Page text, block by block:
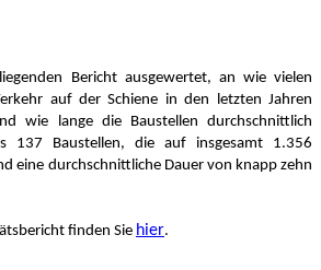
Bericht ausgewertet, an wie vielen
auf der Schiene in den letzten Jahren
wie lange die Baustellen durchschnittlich
137 Baustellen, die auf insgesamt 1.356
eine durchschnittliche Dauer von knapp zehn
finden Sie hier.